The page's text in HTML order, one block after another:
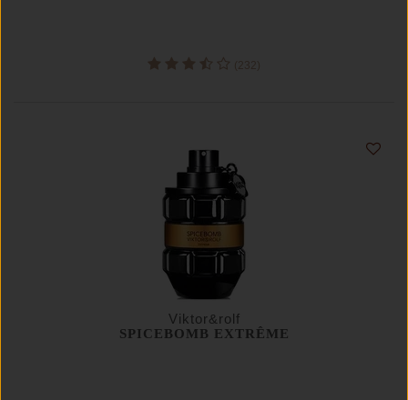
(232)
Viktor&rolf
SPICEBOMB EXTRÊME